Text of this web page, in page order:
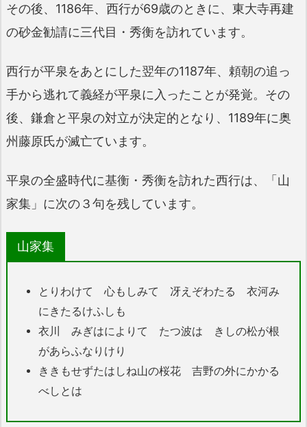
その後、1186年、西行が69歳のときに、東大寺再建
の砂金勧請に三代目・秀衡を訪れています。
西行が平泉をあとにした翌年の1187年、頼朝の追っ
手から逃れて義経が平泉に入ったことが発覚。その
後、鎌倉と平泉の対立が決定的となり、1189年に奥
州藤原氏が滅亡ています。
平泉の全盛時代に基衡・秀衡を訪れた西行は、「山
家集」に次の３句を残しています。
山家集
とりわけて 心もしみて 冴えぞわたる 衣河み
にきたるけふしも
衣川 みぎはによりて たつ波は きしの松が根
があらふなりけり
ききもせずたはしね山の桜花 吉野の外にかかる
べしとは